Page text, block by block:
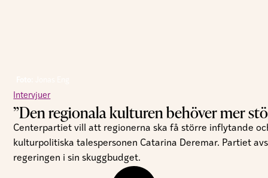
Intervjuer
”Den regionala kulturen behöver mer
Centerpartiet vill att regionerna ska få större inflytande
kulturpolitiska talespersonen Catarina Deremar. Partiet
regeringen i sin skuggbudget.